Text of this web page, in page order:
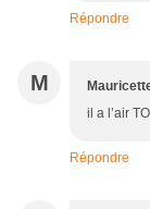
Répondre
M
il a l’air
Répondre